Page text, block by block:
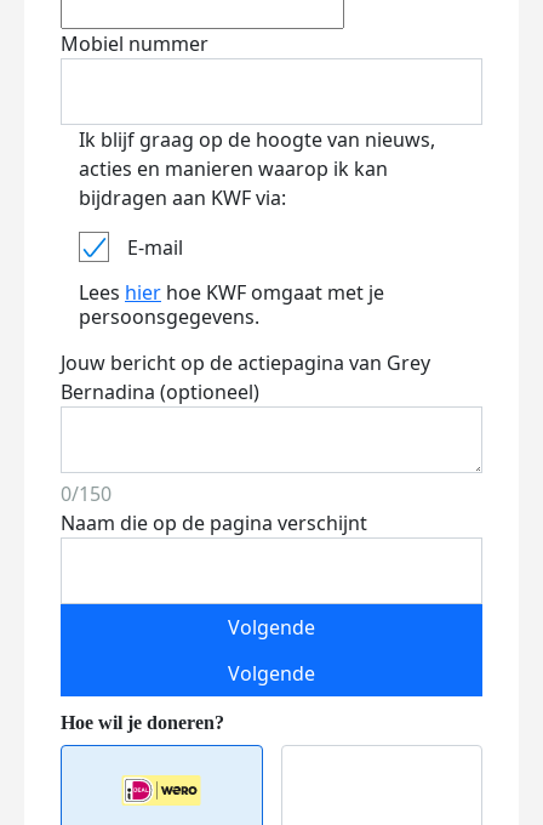
Mobiel nummer
Ik blijf graag op de hoogte van nieuws,
acties en manieren waarop ik kan
bijdragen aan KWF via:
E-mail
Lees hier hoe KWF omgaat met je
persoonsgegevens.
Jouw bericht op de actiepagina van Grey
Bernadina (optioneel)
0/150
Naam die op de pagina verschijnt
Volgende
Volgende